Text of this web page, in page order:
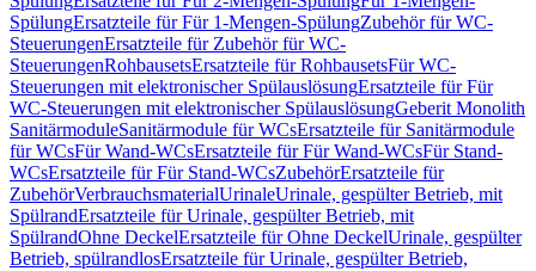
SpülungErsatzteile für Für 1-Mengen-SpülungZubehör für WC-
SteuerungenErsatzteile für Zubehör für WC-
SteuerungenRohbausetsErsatzteile für RohbausetsFür WC-
Steuerungen mit elektronischer SpülauslösungErsatzteile für Für
WC-Steuerungen mit elektronischer SpülauslösungGeberit Monolith
SanitärmoduleSanitärmodule für WCsErsatzteile für Sanitärmodule
für WCsFür Wand-WCsErsatzteile für Für Wand-WCsFür Stand-
WCsErsatzteile für Für Stand-WCsZubehörErsatzteile für
ZubehörVerbrauchsmaterialUrinaleUrinale, gespülter Betrieb, mit
SpülrandErsatzteile für Urinale, gespülter Betrieb, mit
SpülrandOhne DeckelErsatzteile für Ohne DeckelUrinale, gespülter
Betrieb, spülrandlosErsatzteile für Urinale, gespülter Betrieb,